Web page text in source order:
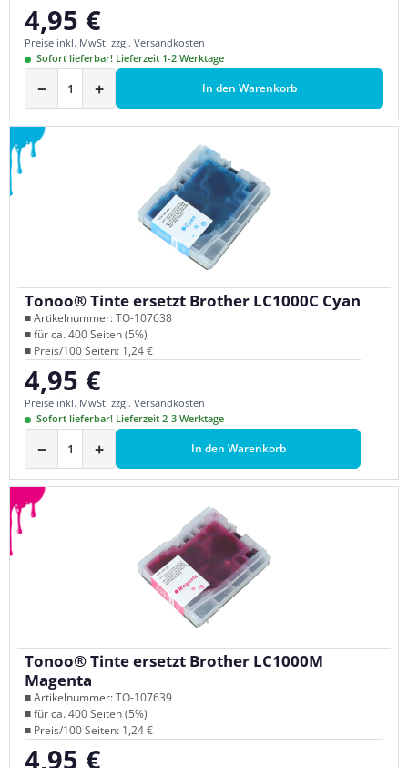
Regulärer Preis:
4,95 €
Preise inkl. MwSt. zzgl. Versandkosten
Sofort lieferbar! Lieferzeit 1-2 Werktage
− + In den Warenkorb
Tonoo® Tinte ersetzt Brother LC1000C Cyan
■ Artikelnummer: TO-107638
■ für ca. 400 Seiten (5%)
■ Preis/100 Seiten: 1,24 €
Regulärer Preis:
4,95 €
Preise inkl. MwSt. zzgl. Versandkosten
Sofort lieferbar! Lieferzeit 2-3 Werktage
− + In den Warenkorb
Tonoo® Tinte ersetzt Brother LC1000M
Magenta
■ Artikelnummer: TO-107639
■ für ca. 400 Seiten (5%)
■ Preis/100 Seiten: 1,24 €
Regulärer Preis:
4,95 €